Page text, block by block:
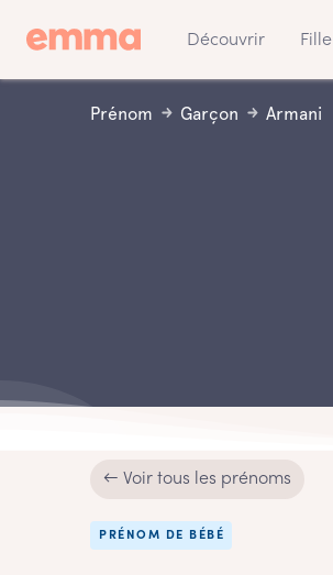
Découvrir Fille
Prénom Garçon Armani
← Voir tous les prénoms
PRÉNOM DE BÉBÉ